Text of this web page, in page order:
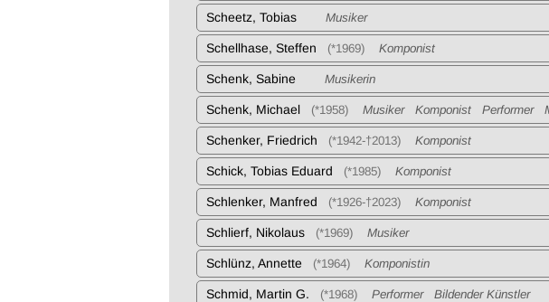
Scheetz, Tobias Musiker
Schellhase, Steffen (*1969) Komponist
Schenk, Sabine Musikerin
Schenk, Michael (*1958) Musiker Komponist Performer
Schenker, Friedrich (*1942-†2013) Komponist
Schick, Tobias Eduard (*1985) Komponist
Schlenker, Manfred (*1926-†2023) Komponist
Schlierf, Nikolaus (*1969) Musiker
Schlünz, Annette (*1964) Komponistin
Schmid, Martin G. (*1968) Performer Bildender Künstler